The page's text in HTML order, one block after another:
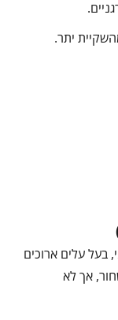
יתר.
בעל עלים ארוכים
אך לא